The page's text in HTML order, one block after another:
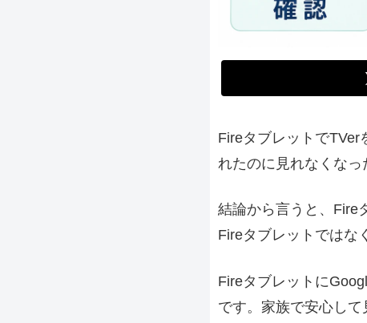
FireタブレットでTVer
れたのに見れなくなっ
結論から言うと、Fire
Fireタブレットではな
Fireタブレットに
です。家族で安心し